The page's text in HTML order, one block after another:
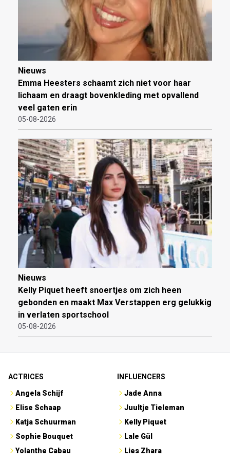
Nieuws
Emma Heesters schaamt zich niet voor haar
lichaam en draagt bovenkleding met opvallend
veel gaten erin
05-08-2026
Nieuws
Kelly Piquet heeft snoertjes om zich heen
gebonden en maakt Max Verstappen erg gelukkig
in verlaten sportschool
05-08-2026
ACTRICES
Angela Schijf
Elise Schaap
Katja Schuurman
Sophie Bouquet
Yolanthe Cabau
INFLUENCERS
Jade Anna
Juultje Tieleman
Kelly Piquet
Lale Gül
Lies Zhara